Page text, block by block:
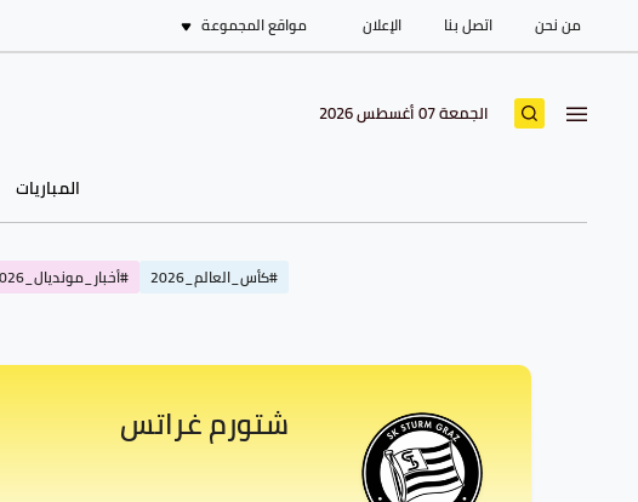
من نحن اتصل بنا الإعلان مواقع المجموعة
الجمعة 07 أغسطس 2026
المباريات
#كأس_العالم_2026 #أخبار_مونديال_2026
شتورم غراتس